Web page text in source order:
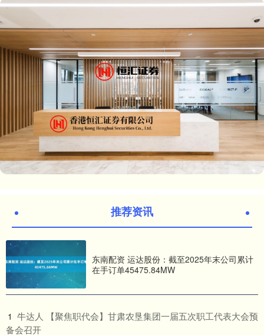
推荐资讯
东南配资 运达股份：截至2025年末公司累计
在手订单45475.84MW
1 ​牛达人 【聚焦职代会】甘肃农垦集团一届五次职工代表大会预
备会召开